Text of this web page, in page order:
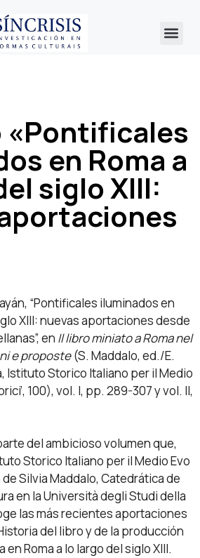
en Roma a
siglo XIII:
“Pontificales iluminados en
XIII: nuevas aportaciones desde
en Il libro miniato a Roma nel
e proposte(S. Maddalo, ed./E.
Istituto Storico Italiano per il Medio
100), vol. I, pp. 289-307 y vol. II,
del ambicioso volumen que,
Storico Italiano per il Medio Evo
Silvia Maddalo, Catedrática de
en la Università degli Studi della
las más recientes aportaciones
del libro y de la producción
Roma a lo largo del siglo XIII.